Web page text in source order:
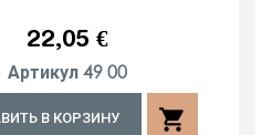
Цена
22,05 €
Артикул 49 00
В КОРЗИНУ shopping_cart